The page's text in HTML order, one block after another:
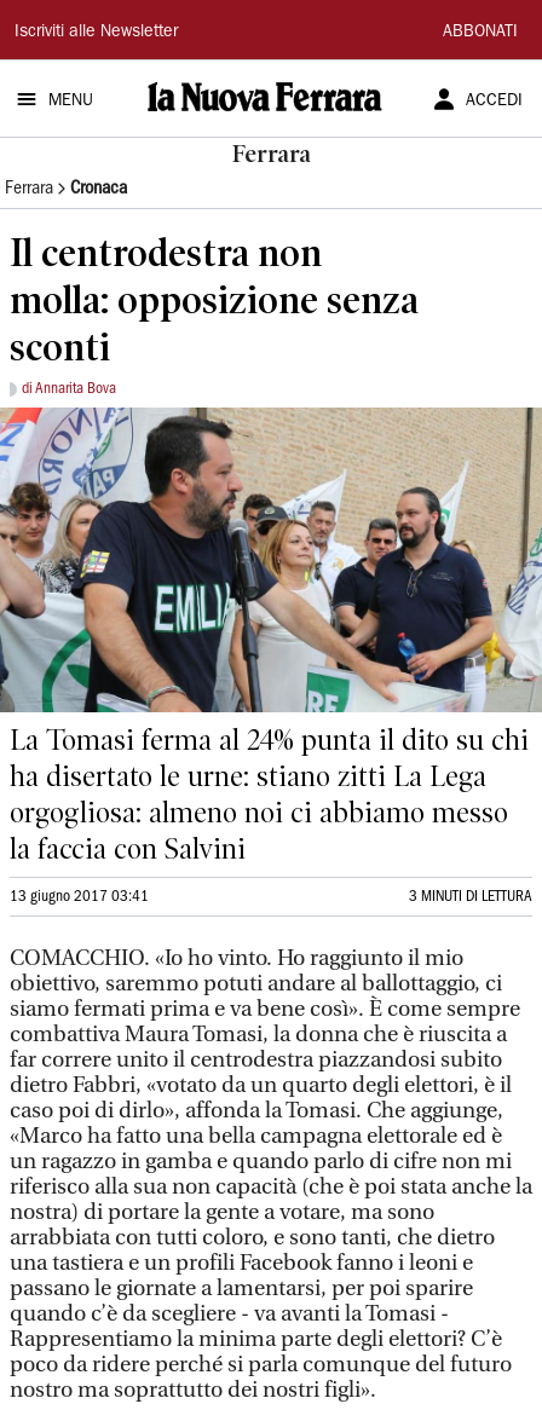
La
Nuova
Ferrara
Iscriviti alle Newsletter ABBONATI
MENU ACCEDI
Ferrara
Ferrara Cronaca
Il centrodestra non
molla: opposizione senza
sconti
di Annarita Bova
La Tomasi ferma al 24% punta il dito su chi
ha disertato le urne: stiano zitti La Lega
orgogliosa: almeno noi ci abbiamo messo
la faccia con Salvini
13 giugno 2017 03:41 3 MINUTI DI LETTURA
COMACCHIO. «Io ho vinto. Ho raggiunto il mio
obiettivo, saremmo potuti andare al ballottaggio, ci
siamo fermati prima e va bene così». È come sempre
combattiva Maura Tomasi, la donna che è riuscita a
far correre unito il centrodestra piazzandosi subito
dietro Fabbri, «votato da un quarto degli elettori, è il
caso poi di dirlo», affonda la Tomasi. Che aggiunge,
«Marco ha fatto una bella campagna elettorale ed è
un ragazzo in gamba e quando parlo di cifre non mi
riferisco alla sua non capacità (che è poi stata anche la
nostra) di portare la gente a votare, ma sono
arrabbiata con tutti coloro, e sono tanti, che dietro
una tastiera e un profili Facebook fanno i leoni e
passano le giornate a lamentarsi, per poi sparire
quando c’è da scegliere - va avanti la Tomasi -
Rappresentiamo la minima parte degli elettori? C’è
poco da ridere perché si parla comunque del futuro
nostro ma soprattutto dei nostri figli».